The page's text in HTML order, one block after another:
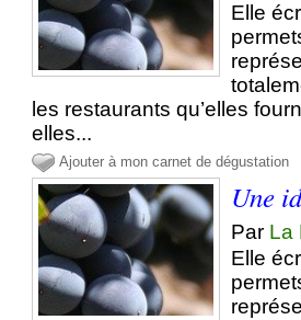
Elle
les restaurants qu’elles
elles...
Ajouter à mon carnet de dégustation
Une
Par La
Elle